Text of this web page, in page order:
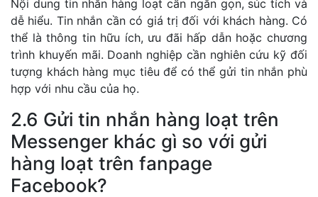
Nội dung tin nhắn hàng loạt cần ngắn gọn, súc tích và
dễ hiểu. Tin nhắn cần có giá trị đối với khách hàng. Có
thể là thông tin hữu ích, ưu đãi hấp dẫn hoặc chương
trình khuyến mãi. Doanh nghiệp cần nghiên cứu kỹ đối
tượng khách hàng mục tiêu để có thể gửi tin nhắn phù
hợp với nhu cầu của họ.
2.6 Gửi tin nhắn hàng loạt trên
Messenger khác gì so với gửi
hàng loạt trên fanpage
Facebook?